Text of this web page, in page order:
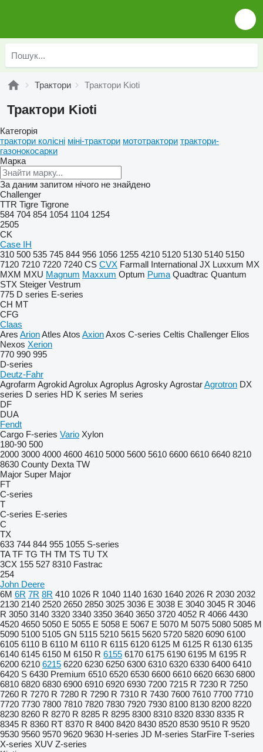
Трактори Трактори Kioti
Трактори Kioti
Категорія
трактори колісні міні-трактори мототрактори трактори-
газонокосарки
Марка
За даним запитом нічого не знайдено
Challenger
TTR Tigre Tigrone
584 704 854 1054 1104 1254
2505
CK
Case IH
310 500 535 745 844 956 1056 1255 4210 5120 5130 5140 5150
7120 7210 7220 7240 CS CVX Farmall International JX Luxxum MX
MXM MXU Magnum Maxxum Optum Puma Quadtrac Quantum
STX Steiger Vestrum
775 D series E-series
CH MT
CFG
Claas
Ares ArionAtles Atos AxionAxos C-series Celtis Challenger Elios
Nexos Xerion
770 990 995
D-series
Deutz-Fahr
Agrofarm AgrokidAgrolux Agroplus AgroskyAgrostarAgrotron DX
series D series HD K series M series
DF
DUA
Fendt
Cargo F-series Vario Xylon
180-90 500
2000 3000 4000 4600 4610 5000 5600 5610 6600 6610 6640 8210
8630 County Dexta TW
Major Super Major
FT
C-series
T
C-series E-series
C
TX
633 744 844 955 1055 S-series
TA TF TG TH TM TS TU TX
3CX 155 527 8310 Fastrac
254
John Deere
6M 6R 7R 8R 410 1026 R 1040 1140 1630 1640 2026 R 2030 2032
2130 2140 2520 2650 2850 3025 3036 E 3038 E 3040 3045 R 3046
R 3050 3140 3320 3340 3350 3640 3650 3720 4052 R 4066 4430
4520 4650 5050 E 5055 E 5058 E 5067 E 5070 M 5075 5080 5085 M
5090 5100 5105 GN 5115 5210 5615 5620 5720 5820 6090 6100
6105 6110 B 6110 M 6110 R 6115 6120 6125 M 6125 R 6130 6135
6140 6145 6150 M 6150 R 6155 6170 6175 6190 6195 M 6195 R
6200 6210 6215 6220 6230 6250 6300 6310 6320 6330 6400 6410
6420 S 6430 Premium 6510 6520 6530 6600 6610 6620 6630 6800
6810 6820 6830 6900 6910 6920 6930 7200 7215 R 7230 R 7250
7260 R 7270 R 7280 R 7290 R 7310 R 7430 7600 7610 7700 7710
7720 7730 7800 7810 7820 7830 7920 7930 8100 8130 8200 8220
8230 8260 R 8270 R 8285 R 8295 8300 8310 8320 8330 8335 R
8345 R 8360 RT 8370 R 8400 8420 8430 8520 8530 9510 R 9520
9530 9560 9570 9620 9630 H-series JD M-series StarFire T-series
X-series XUV Z-series